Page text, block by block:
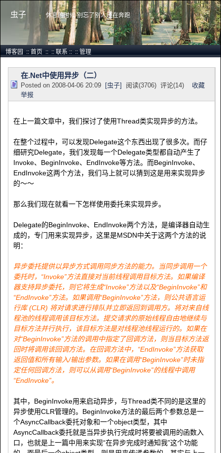
虫子 休息的时候 别忘了别人还在奔跑
博客园::首页::::联系::::管理
在.Net中使用异步（二）
Posted on 2008-04-06 20:09 [虫子] 阅读(3706) 评论(14) 收藏
举报
在上一篇文章中，我们探讨了使用Thread类实现异步的方法。
在整个过程中，可以发现Delegate这个东西出现了很多次。而仔
细研究Delegate，我们发现每一个Delegate类型都自动产生了
Invoke、BeginInvoke、EndInvoke等方法。而BeginInvoke、
EndInvoke这两个方法，我们马上就可以猜到这是用来实现异步
的～～
那么我们现在就看一下怎样使用委托来实现异步。
Delegate的BeginInvoke、EndInvoke两个方法，是编译器自动生
成的，专门用来实现异步，这里是MSDN中关于这两个方法的说
明：
异步委托提供以异步方式调用同步方法的能力。当同步调用一个
委托时，“Invoke”方法直接对当前线程调用目标方法。如果编译
器支持异步委托，则它将生成“Invoke”方法以及“BeginInvoke”和
“EndInvoke”方法。如果调用“BeginInvoke”方法，则公共语言运
行库 (CLR) 将对请求进行排队并立即返回到调用方。将对来自线
程池的线程调用该目标方法。提交请求的原始线程自由地继续与
目标方法并行执行，该目标方法是对线程池线程运行的。如果在
对“BeginInvoke”方法的调用中指定了回调方法，则当目标方法返
回时将调用该回调方法。在回调方法中，“EndInvoke”方法获取
返回值和所有输入/输出参数。如果在调用“BeginInvoke”时未指
定任何回调方法，则可以从调用“BeginInvoke”的线程中调用
“EndInvoke”。
其中，BeginInvoke用来启动异步，与Thread类不同的是这里的
异步使用CLR管理的。BeginInvoke方法的最后两个参数总是一
个AsyncCallback委托对象和一个object类型，其中
AsyncCallback委托就是当异步执行完成时将要被调用的函数入
口，也就是上一篇中用来实现“在异步完成时通知我”这个功能